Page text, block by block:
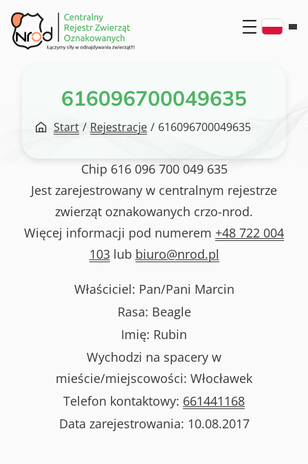
Przejdź
do
treści
616096700049635
Start / Rejestracje / 616096700049635
Chip 616 096 700 049 635
Jest zarejestrowany w centralnym rejestrze
zwierząt oznakowanych crzo-nrod.
Więcej informacji pod numerem +48 722 004
103lub biuro@nrod.pl
Właściciel: Pan/Pani Marcin
Rasa: Beagle
Imię: Rubin
Wychodzi na spacery w
mieście/miejscowości: Włocławek
Telefon kontaktowy: 661441168
Data zarejestrowania: 10.08.2017